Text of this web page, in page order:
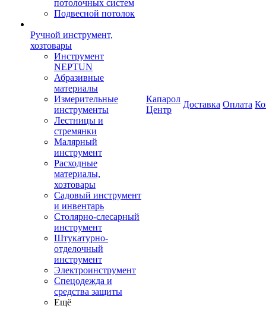
потолочных систем
Подвесной потолок
Ручной инструмент,
хозтовары
Инструмент
NEPTUN
Абразивные
материалы
Измерительные
инструменты
Лестницы и
стремянки
Малярный
инструмент
Расходные
материалы,
хозтовары
Садовый инструмент
и инвентарь
Столярно-слесарный
инструмент
Штукатурно-
отделочный
инструмент
Электроинструмент
Спецодежда и
средства защиты
Ещё
Капарол
Центр
Доставка Оплата